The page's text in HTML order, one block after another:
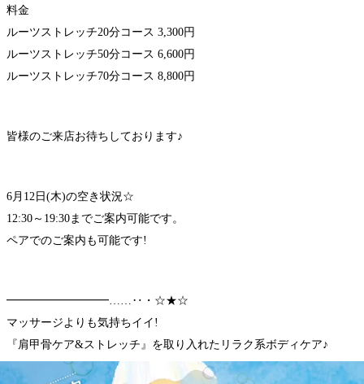
料金
ルーツストレッチ20分コース 3,300円
ルーツストレッチ50分コース 6,600円
ルーツストレッチ70分コース 8,800円
皆様のご来店お待ちしております♪
6月12日(木)の空き状況☆
12:30～19:30までご案内可能です。
ペアでのご案内も可能です!
━━━━━━━━━……‥・☆★☆
マッサージよりも気持ちイイ!
『肩甲骨ケア&ストレッチ』を取り入れたリラク系ボディケア♪